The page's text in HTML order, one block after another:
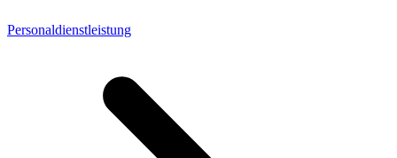
Personaldienstleistung